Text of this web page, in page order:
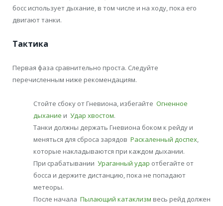
босс использует дыхание, в том числе и на ходу, пока его
двигают танки.
Тактика
Первая фаза сравнительно проста. Следуйте
перечисленным ниже рекомендациям.
Стойте сбоку от Гневиона, избегайте Огненное
дыхание и Удар хвостом.
Танки должны держать Гневиона боком к рейду и
меняться для сброса зарядов Раскаленный доспех,
которые накладываются при каждом дыхании.
При срабатывании Ураганный удар отбегайте от
босса и держите дистанцию, пока не попадают
метеоры.
После начала Пылающий катаклизм весь рейд должен